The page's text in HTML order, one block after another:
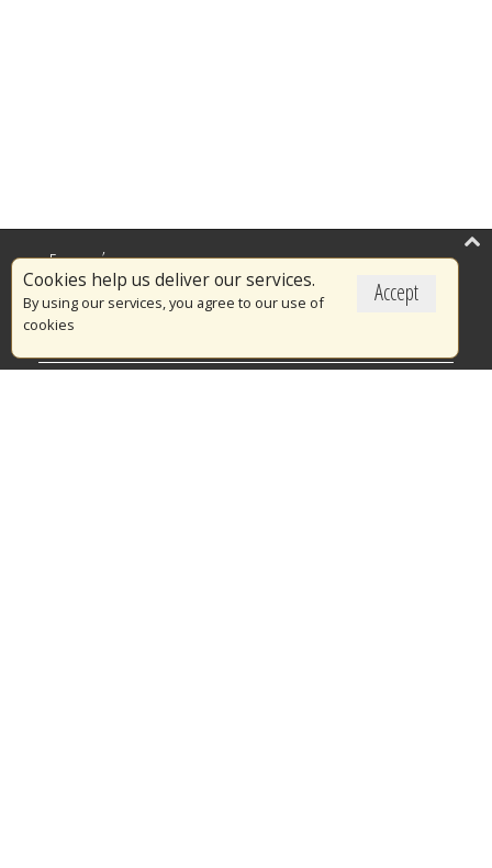
Accept
Cookies help us deliver our services.
By using our services, you agree to our use of
cookies
Επικαιρότητα
Το Πυροσβεστικό Σώμα